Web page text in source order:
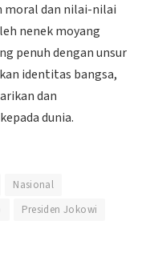
moral dan nilai-nilai
nenek moyang
penuh dengan unsur
identitas bangsa,
dan
dunia.
Nasional
Presiden Jokowi